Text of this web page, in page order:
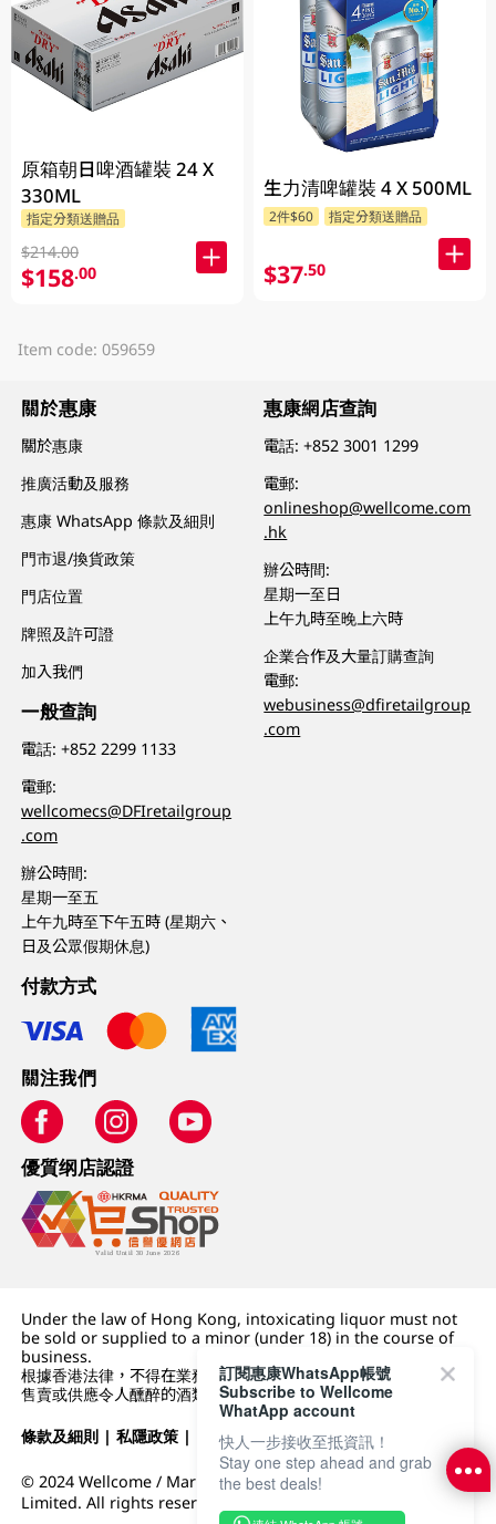
原箱朝日啤酒罐裝 24 X
330ML
指定分類送贈品
$214.00
$158.00
生力清啤罐裝 4 X 500ML
2件$60 指定分類送贈品
$37.50
Item code: 059659
關於惠康
關於惠康
推廣活動及服務
惠康 WhatsApp 條款及細則
門市退/換貨政策
門店位置
牌照及許可證
加入我們
一般查詢
電話:+852 2299 1133
電郵:
wellcomecs@DFIretailgroup
.com
辦公時間:
星期一至五
上午九時至下午五時 (星期六、
日及公眾假期休息)
惠康網店查詢
電話:+852 3001 1299
電郵:
onlineshop@wellcome.com
.hk
辦公時間:
星期一至日
上午九時至晚上六時
企業合作及大量訂購查詢
電郵:
webusiness@dfiretailgroup
.com
付款方式
關注我們
優質纲店認證
Under the law of Hong Kong, intoxicating liquor must not
be sold or supplied to a minor (under 18) in the course of
business.
根據香港法律，不得在業務過程中，向未成年人 (18 歲以下人士)
售賣或供應令人醺醉的酒類。
條款及細則 |私隱政策 | DFI零售集團
© 2024 Wellcome / Market Place. The Dairy Farm Company
Limited. All rights reserved.
訂閱惠康WhatsApp帳號
Subscribe to Wellcome
WhatApp account
快人一步接收至抵資訊！
Stay one step ahead and grab
the best deals!